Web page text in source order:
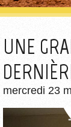
UNE
mercredi 23